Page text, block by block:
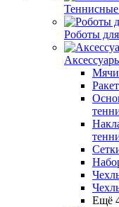
Роботы
Мячи
Ещё